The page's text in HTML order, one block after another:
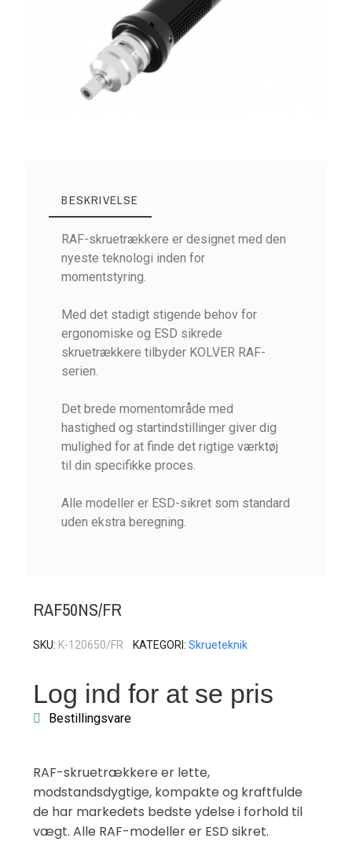
BESKRIVELSE
RAF-skruetrækkere er designet med den
nyeste teknologi inden for
momentstyring.
Med det stadigt stigende behov for
ergonomiske og ESD sikrede
skruetrækkere tilbyder KOLVER RAF-
serien.
Det brede momentområde med
hastighed og startindstillinger giver dig
mulighed for at finde det rigtige værktøj
til din specifikke proces.
Alle modeller er ESD-sikret som standard
uden ekstra beregning.
RAF50NS/FR
SKU K-120650/FR KATEGORI Skrueteknik
Log ind for at se pris
Bestillingsvare
RAF-skruetrækkere er lette,
modstandsdygtige, kompakte og kraftfulde
de har markedets bedste ydelse i forhold til
vægt. Alle RAF-modeller er ESD sikret.